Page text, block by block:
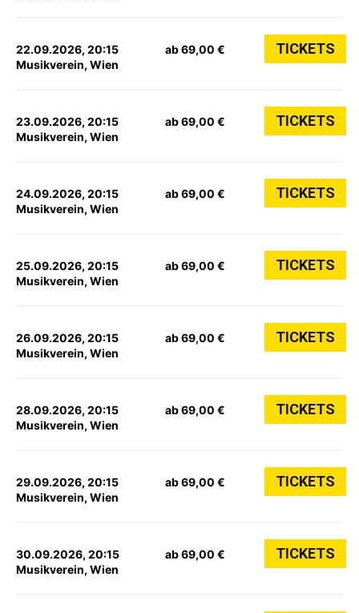
22.09.2026, 20:15
Musikverein, Wien
ab 69,00 € TICKETS
23.09.2026, 20:15
Musikverein, Wien
ab 69,00 € TICKETS
24.09.2026, 20:15
Musikverein, Wien
ab 69,00 € TICKETS
25.09.2026, 20:15
Musikverein, Wien
ab 69,00 € TICKETS
26.09.2026, 20:15
Musikverein, Wien
ab 69,00 € TICKETS
28.09.2026, 20:15
Musikverein, Wien
ab 69,00 € TICKETS
29.09.2026, 20:15
Musikverein, Wien
ab 69,00 € TICKETS
30.09.2026, 20:15
Musikverein, Wien
ab 69,00 € TICKETS